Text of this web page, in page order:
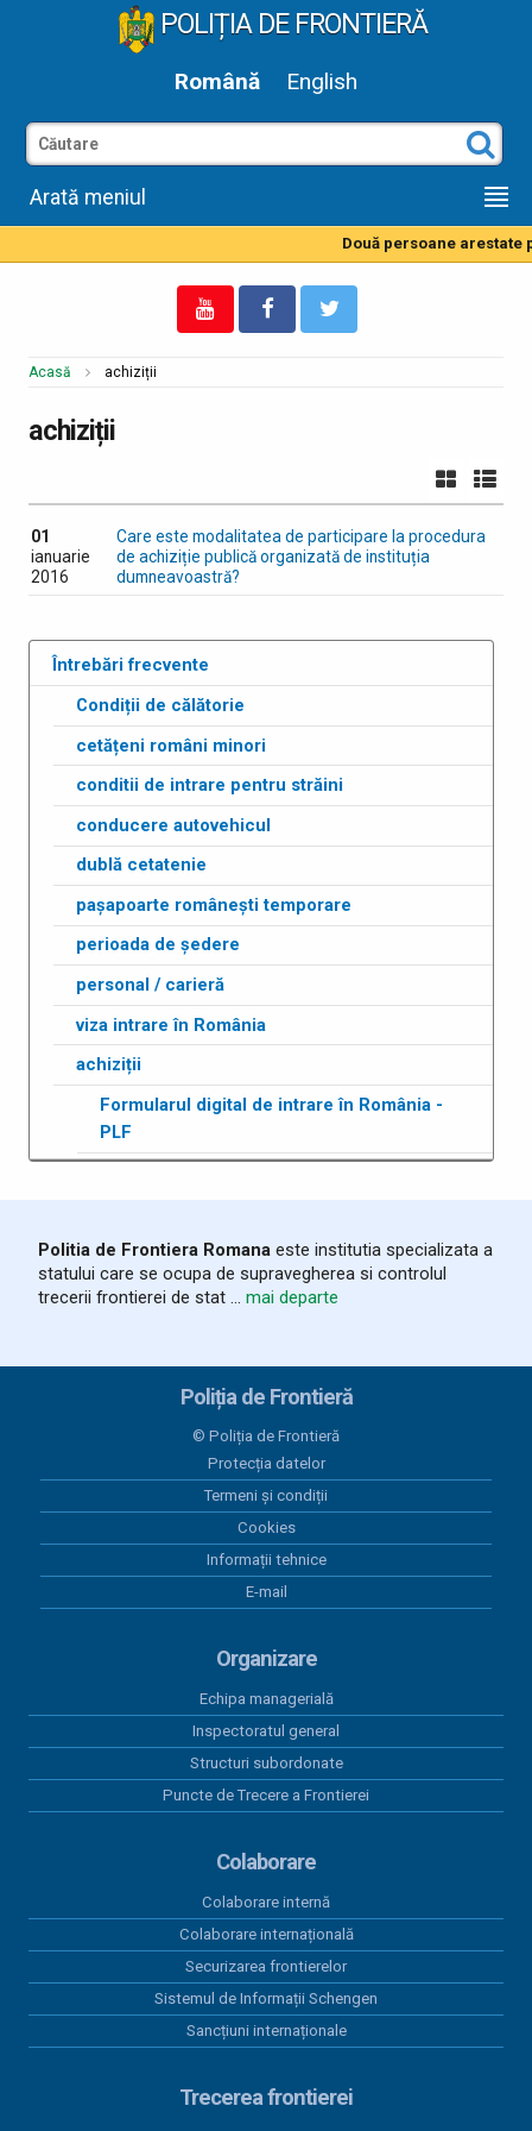
POLIȚIA DE FRONTIERĂ
Română English
Arată meniul
Două persoane
Acasă achiziții
achiziții
01
ianuarie
2016
Care este modalitatea de participare la procedura
de achiziție publică organizată de instituția
dumneavoastră?
Întrebări frecvente
Condiții de călătorie
cetățeni români minori
conditii de intrare pentru străini
conducere autovehicul
dublă cetatenie
pașapoarte românești temporare
perioada de ședere
personal / carieră
viza intrare în România
achiziții
Formularul digital de intrare în România -
PLF
Politia de Frontiera Romana este institutia specializata a
statului care se ocupa de supravegherea si controlul
trecerii frontierei de stat ... mai departe
Poliția de Frontieră
© Poliția de Frontieră
Protecția datelor
Termeni și condiții
Cookies
Informații tehnice
E-mail
Organizare
Echipa managerială
Inspectoratul general
Structuri subordonate
Puncte de Trecere a Frontierei
Colaborare
Colaborare internă
Colaborare internațională
Securizarea frontierelor
Sistemul de Informații Schengen
Sancțiuni internaționale
Trecerea frontierei